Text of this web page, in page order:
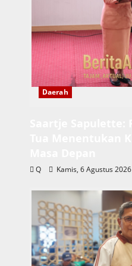
Daerah
Q Kamis, 6 Agustus 2026